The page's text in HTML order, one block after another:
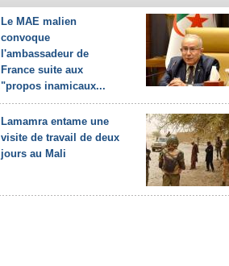
Le MAE malien
convoque
l'ambassadeur de
France suite aux
"propos inamicaux...
Lamamra entame une
visite de travail de deux
jours au Mali